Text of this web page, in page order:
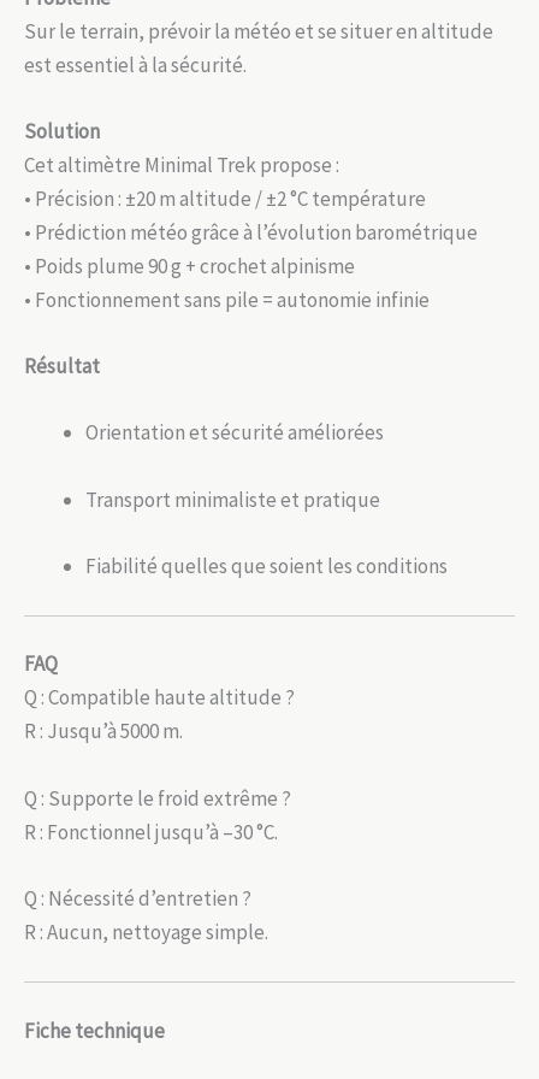
Sur le terrain, prévoir la météo et se situer en altitude
est essentiel à la sécurité.
Solution
Cet altimètre Minimal Trek propose :
• Précision : ±20 m altitude / ±2 °C température
• Prédiction météo grâce à l’évolution barométrique
• Poids plume 90 g + crochet alpinisme
• Fonctionnement sans pile = autonomie infinie
Résultat
Orientation et sécurité améliorées
Transport minimaliste et pratique
Fiabilité quelles que soient les conditions
FAQ
Q : Compatible haute altitude ?
R : Jusqu’à 5000 m.
Q : Supporte le froid extrême ?
R : Fonctionnel jusqu’à –30 °C.
Q : Nécessité d’entretien ?
R : Aucun, nettoyage simple.
Fiche technique